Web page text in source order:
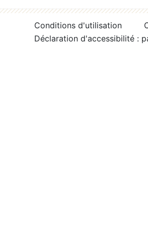
Conditions d'utilisation
Déclaration d'accessibilité :